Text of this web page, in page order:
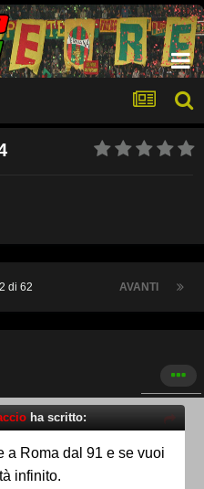
AVANTI
di 62
ha scritto:
a Roma dal 91 e se vuoi
infinito.